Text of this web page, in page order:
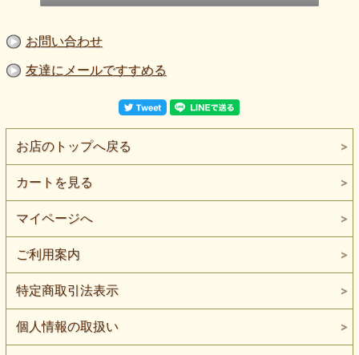
お問い合わせ
友達にメールですすめる
お店のトップへ戻る
カートを見る
マイページへ
ご利用案内
特定商取引法表示
個人情報の取扱い